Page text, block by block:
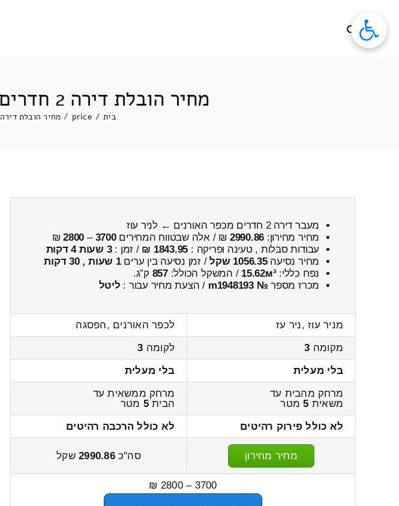
מחיר הובלת דירה 2 חדרים מכפר האורנים ← לניר עוז
בית /
price
/ מחיר הובלת דירה 2 חדרים מכפר האורנים ← לניר עוז
מעבר דירה 2 חדרים מכפר האורנים ← לניר עוז
מחיר מחירון: 2990.86 ₪ / אלה שבטווח המחירים3700
–
2800
₪
עבודות סבלות , טעינה ופריקה : 1843.95 ₪ / זמן :3 שעות 4 דקות
מחיר נסיעה1056.35 שקל / זמן נסיעה בין ערים1 שעות , 30 דקות
נפח כללי:15.62м³ / המשקל הכולל:857 ק”ג.
מכרז מספר № m1948193 / הצעת מחיר עבור : ליטל
מניר עוז ,ניר עז
לכפר האורנים ,הפסגה
מקומה 3 לקומה 3
בלי מעלית
בלי מעלית
מרחק מהבית עד
משאית 5מטר
מרחק ממשאית עד
הבית5 מטר
לא כולל פירוק רהיטים
לא כולל הרכבה רהיטים
מחיר מחירון סה"כ2990.86שקל
3700 – 2800 ₪